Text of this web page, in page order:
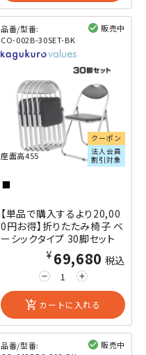
品番/型番:
CO-002B-30SET-BK
販売中
クーポン
法人会員
割引対象
座面高455
【単品で購入するより20,00
0円お得】折りたたみ椅子 ベ
ーシックタイプ 30脚セット
remove add
¥69,680 税込
add_shopping_cart カートに入れる
品番/型番:
販売中